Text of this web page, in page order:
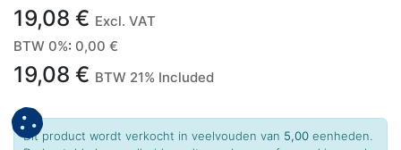
19,08 € Excl. VAT
BTW 0%: 0,00 €
19,08 € BTW 21% Included
Dit product wordt verkocht in veelvouden van 5,00 eenheden.